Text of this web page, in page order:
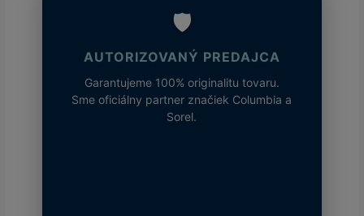
🛡️
AUTORIZOVANÝ PREDAJCA
Garantujeme 100% originalitu tovaru.
Sme oficiálny partner značiek Columbia a
Sorel.